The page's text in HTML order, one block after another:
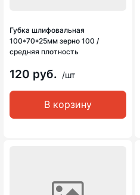
Губка шлифовальная
100*70*25мм зерно 100 /
средняя плотность
120 руб. /шт
В корзину